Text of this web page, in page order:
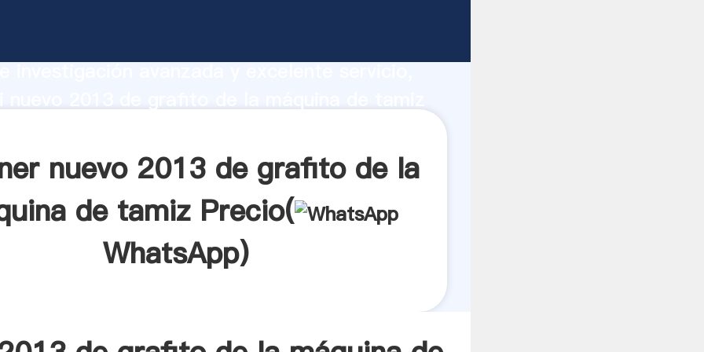
nuevo 2013 de grafito de la
de tamiz Precio(
WhatsApp)